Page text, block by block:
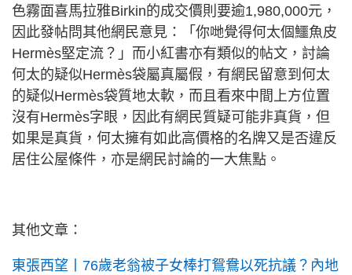
色霧面喜馬拉雅Birkin的成交價則要逾1,980,000元，
因此發帖問其他網民意見：「你哋覺得何太個鱷魚皮
Hermès堅定流？」而小紅書亦有類似的帖文，討論
何太的疑似Hermès袋屬真屬假，有網民留意到何太
的疑似Hermès袋質地太軟，而且看來中間上方位置
沒有Hermès字眼，因此有網民質疑可能非真貨，但
如果是真貨，何太擁有如此高價格的名牌又是否違反
居住公屋條件，亦是網民討論的一大焦點。
其他文章：
東張西望丨76歲老翁被子女棒打鴛鴦以死抗議？內地